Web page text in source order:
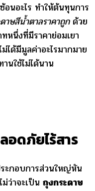
นอะไร ทำให้ต้นทุนการ
าษสีน้ำตาลราคาถูกด้วย
หนึ่งที่มีราคาย่อมเยา
ได้มีมูลค่าอะไรมากมาย
นใช้ไม่ได้นาน
อดภัยไร้สาร
ะกอบการส่วนใหญ่หัน
ว่าจะเป็น ถุงกระดาษ